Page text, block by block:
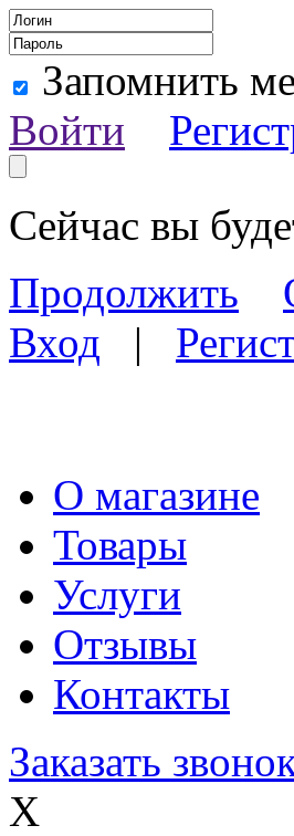
Запомнить
Войти
Сейчас вы
Продолжить
Вход |
О магазине
Товары
Услуги
Отзывы
Контакты
Заказать
X